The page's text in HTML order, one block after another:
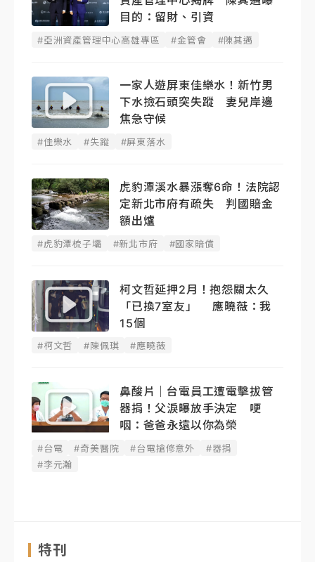
目的：留財、引資
#亞洲資產管理中心高雄專區 #金管會 #陳其邁
一家人遊屏東佳樂水！新竹男
下水撿石頭突失蹤 妻兒岸邊
焦急守候
#佳樂水 #失蹤 #屏東落水
虎豹潭溪水暴漲奪6命！法院認
定新北市府有疏失 判國賠金
額出爐
#虎豹潭梳子壩 #新北市府 #國家賠償
柯文哲延押2月！抱怨關太久
「已換7室友」 應曉薇：我
15個
#柯文哲 #陳佩琪 #應曉薇
鼻酸片｜台電員工遭電擊拔管
器捐！父淚曝放手決定 哽
咽：爸爸永遠以你為榮
#台電 #奇美醫院 #台電搶修意外
#器捐
#李元瀚
特刊